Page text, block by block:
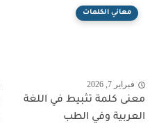
معاني الكلمات
فبراير 7, 2026
معنى كلمة تثبيط في اللغة
العربية وفي الطب